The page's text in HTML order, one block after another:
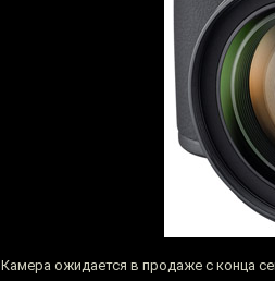
Камера ожидается в продаже с конца